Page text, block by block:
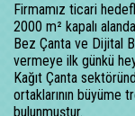
Firmamız ticari
2000 m² kapalı
Bez Çanta ve Dijital
vermeye ilk günkü
Kağıt Çanta
ortaklarının büyüme
bulunmuştur.